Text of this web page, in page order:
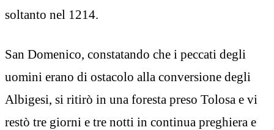
soltanto nel 1214.
San Domenico, constatando che i peccati degli
uomini erano di ostacolo alla conversione degli
Albigesi, si ritirò in una foresta preso Tolosa e vi
restò tre giorni e tre notti in continua preghiera e